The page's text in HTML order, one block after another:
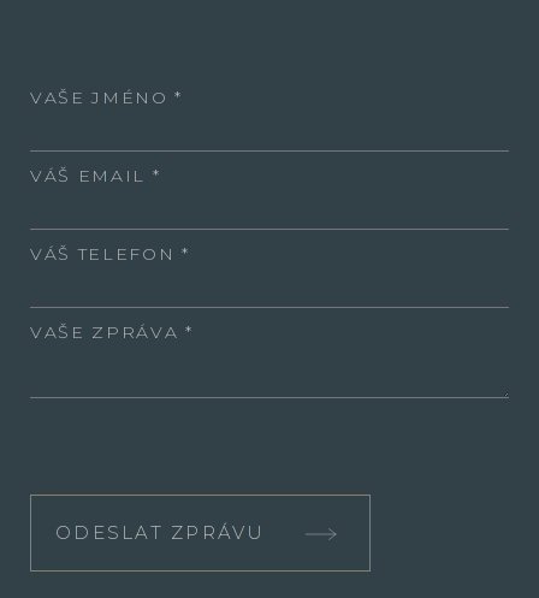
VAŠE JMÉNO
VÁŠ EMAIL
VÁŠ TELEFON
VAŠE ZPRÁVA
ODESLAT ZPRÁVU